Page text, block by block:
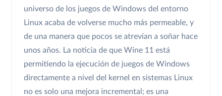
universo de los juegos de Windows del entorno
Linux acaba de volverse mucho más permeable, y
de una manera que pocos se atrevían a soñar hace
unos años. La noticia de que Wine 11 está
permitiendo la ejecución de juegos de Windows
directamente a nivel del kernel en sistemas Linux
no es solo una mejora incremental; es una